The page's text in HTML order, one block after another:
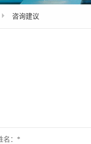
咨询建议
名：*